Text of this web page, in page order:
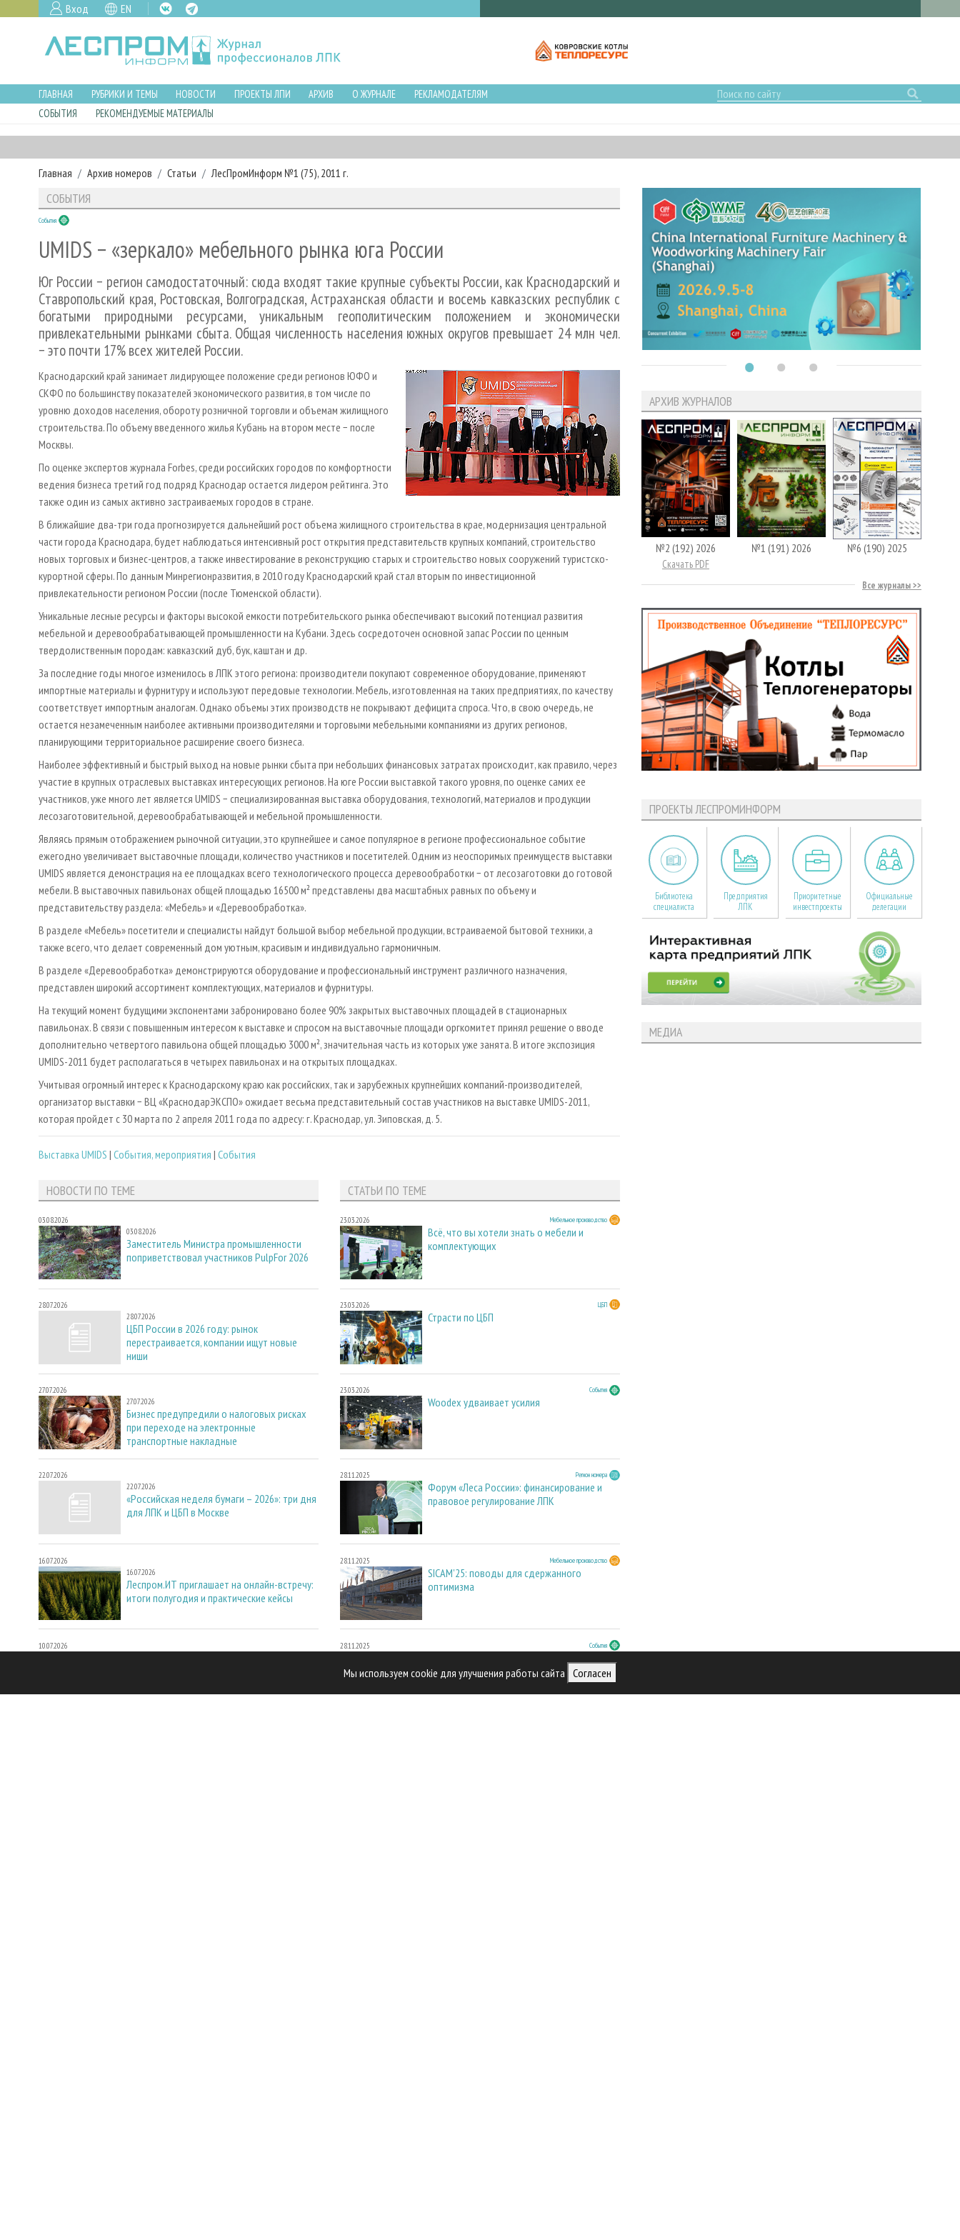
Вход EN
Мы используем cookie для улучшения работы сайта Согласен
ГЛАВНАЯ РУБРИКИ И ТЕМЫ НОВОСТИ ПРОЕКТЫ ЛПИ АРХИВ О ЖУРНАЛЕ
РЕКЛАМОДАТЕЛЯМ
СОБЫТИЯ
РЕКОМЕНДУЕМЫЕ МАТЕРИАЛЫ
Главная Архив номеров Статьи ЛесПромИнформ №1 (75), 2011 г.
СОБЫТИЯ
События
UMIDS − «зеркало» мебельного рынка юга России
Юг России − регион самодостаточный: сюда входят такие крупные субъекты России, как Краснодарский и
Ставропольский края, Ростовская, Волгоградская, Астраханская области и восемь кавказских республик с
богатыми природными ресурсами, уникальным геополитическим положением и экономически
привлекательными рынками сбыта. Общая численность населения южных округов превышает 24 млн чел.
− это почти 17% всех жителей России.
Краснодарский край занимает лидирующее положение среди регионов ЮФО и
СКФО по большинству показателей экономического развития, в том числе по
уровню доходов населения, обороту розничной торговли и объемам жилищного
строительства. По объему введенного жилья Кубань на втором месте − после
Москвы.
По оценке экспертов журнала Forbes, среди российских городов по комфортности
ведения бизнеса третий год подряд Краснодар остается лидером рейтинга. Это
также один из самых активно застраиваемых городов в стране.
В ближайшие два-три года прогнозируется дальнейший рост объема жилищного строительства в крае, модернизация центральной
части города Краснодара, будет наблюдаться интенсивный рост открытия представительств крупных компаний, строительство
новых торговых и бизнес-центров, а также инвестирование в реконструкцию старых и строительство новых сооружений туристско-
курортной сферы. По данным Минрегионразвития, в 2010 году Краснодарский край стал вторым по инвестиционной
привлекательности регионом России (после Тюменской области).
Уникальные лесные ресурсы и факторы высокой емкости потребительского рынка обеспечивают высокий потенциал развития
мебельной и деревообрабатывающей промышленности на Кубани. Здесь сосредоточен основной запас России по ценным
твердолиственным породам: кавказский дуб, бук, каштан и др.
За последние годы многое изменилось в ЛПК этого региона: производители покупают современное оборудование, применяют
импортные материалы и фурнитуру и используют передовые технологии. Мебель, изготовленная на таких предприятиях, по качеству
соответствует импортным аналогам. Однако объемы этих производств не покрывают дефицита спроса. Что, в свою очередь, не
остается незамеченным наиболее активными производителями и торговыми мебельными компаниями из других регионов,
планирующими территориальное расширение своего бизнеса.
Наиболее эффективный и быстрый выход на новые рынки сбыта при небольших финансовых затратах происходит, как правило, через
участие в крупных отраслевых выставках интересующих регионов. На юге России выставкой такого уровня, по оценке самих ее
участников, уже много лет является UMIDS − специализированная выставка оборудования, технологий, материалов и продукции
лесозаготовительной, деревообрабатывающей и мебельной промышленности.
Являясь прямым отображением рыночной ситуации, это крупнейшее и самое популярное в регионе профессиональное событие
ежегодно увеличивает выставочные площади, количество участников и посетителей. Одним из неоспоримых преимуществ выставки
UMIDS является демонстрация на ее площадках всего технологического процесса деревообработки − от лесозаготовки до готовой
мебели. В выставочных павильонах общей площадью 16500 м² представлены два масштабных равных по объему и
представительству раздела: «Мебель» и «Деревообработка».
В разделе «Мебель» посетители и специалисты найдут большой выбор мебельной продукции, встраиваемой бытовой техники, а
также всего, что делает современный дом уютным, красивым и индивидуально гармоничным.
В разделе «Деревообработка» демонстрируются оборудование и профессиональный инструмент различного назначения,
представлен широкий ассортимент комплектующих, материалов и фурнитуры.
На текущий момент будущими экспонентами забронировано более 90% закрытых выставочных площадей в стационарных
павильонах. В связи с повышенным интересом к выставке и спросом на выставочные площади оргкомитет принял решение о вводе
дополнительно четвертого павильона общей площадью 3000 м², значительная часть из которых уже занята. В итоге экспозиция
UMIDS-2011 будет располагаться в четырех павильонах и на открытых площадках.
Учитывая огромный интерес к Краснодарскому краю как российских, так и зарубежных крупнейших компаний-производителей,
организатор выставки − ВЦ «КраснодарЭКСПО» ожидает весьма представительный состав участников на выставке UMIDS-2011,
которая пройдет с 30 марта по 2 апреля 2011 года по адресу: г. Краснодар, ул. Зиповская, д. 5.
Выставка UMIDS | События, мероприятия | События
НОВОСТИ ПО ТЕМЕ
03.08.2026
03.08.2026
Заместитель Министра промышленности
поприветствовал участников PulpFor 2026
28.07.2026
28.07.2026
ЦБП России в 2026 году: рынок
перестраивается, компании ищут новые
ниши
27.07.2026
27.07.2026
Бизнес предупредили о налоговых рисках
при переходе на электронные
транспортные накладные
22.07.2026
22.07.2026
«Российская неделя бумаги – 2026»: три дня
для ЛПК и ЦБП в Москве
16.07.2026
16.07.2026
Леспром.ИТ приглашает на онлайн-встречу:
итоги полугодия и практические кейсы
10.07.2026
СТАТЬИ ПО ТЕМЕ
23.03.2026 Мебельное производство
Всё, что вы хотели знать о мебели и
комплектующих
23.03.2026 ЦБП
Страсти по ЦБП
23.03.2026 События
Woodex удваивает усилия
28.11.2025 Регион номера
Форум «Леса России»: финансирование и
правовое регулирование ЛПК
28.11.2025 Мебельное производство
SICAM'25: поводы для сдержанного
оптимизма
28.11.2025 События
АРХИВ ЖУРНАЛОВ
№2 (192) 2026
Скачать PDF
№1 (191) 2026 №6 (190) 2025
Все журналы
ПРОЕКТЫ ЛЕСПРОМИНФОРМ
Библиотека
специалиста
Предприятия
ЛПК
Приоритетные
инвестпроекты
Официальные
делегации
МЕДИА